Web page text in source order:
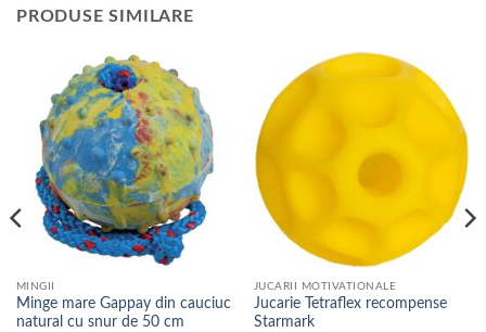
PRODUSE SIMILARE
MINGII
Minge mare Gappay din cauciuc
natural cu snur de 50 cm
JUCARII MOTIVATIONALE
Jucarie Tetraflex recompense
Starmark